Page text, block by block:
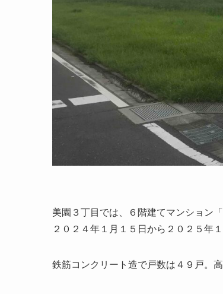
美園３丁目では、６階建てマンション
２０２４年１月１５日から２０２５年１
鉄筋コンクリート造で戸数は４９戸。